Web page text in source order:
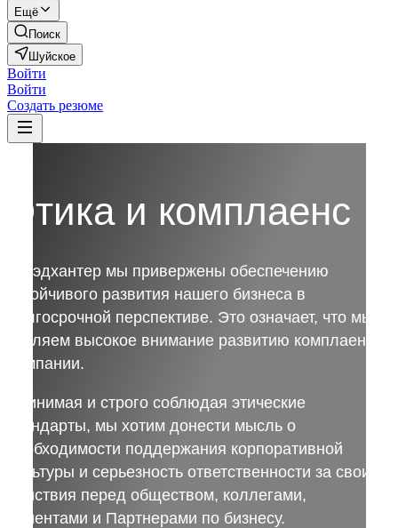
Ещё
Поиск
Шуйское
Войти
Войти
Создать резюме
Этика и комплаенс
В Хэдхантер мы привержены обеспечению
устойчивого развития нашего бизнеса в
долгосрочной перспективе. Это означает, что мы
уделяем высокое внимание развитию комплаенс в
Компании.
Принимая и строго соблюдая этические
стандарты, мы хотим донести мысль о
необходимости поддержания корпоративной
культуры и серьезность ответственности за свои
действия перед обществом, коллегами,
Клиентами и Партнерами по бизнесу.